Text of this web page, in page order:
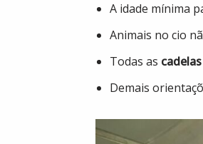
A idade mínima
Animais no cio
Todas as cadelas
Demais